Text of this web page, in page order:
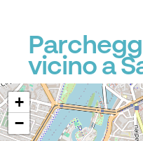
vicino a
+
−